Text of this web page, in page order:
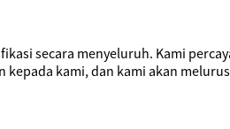
secara menyeluruh. Kami
kami, dan kami akan